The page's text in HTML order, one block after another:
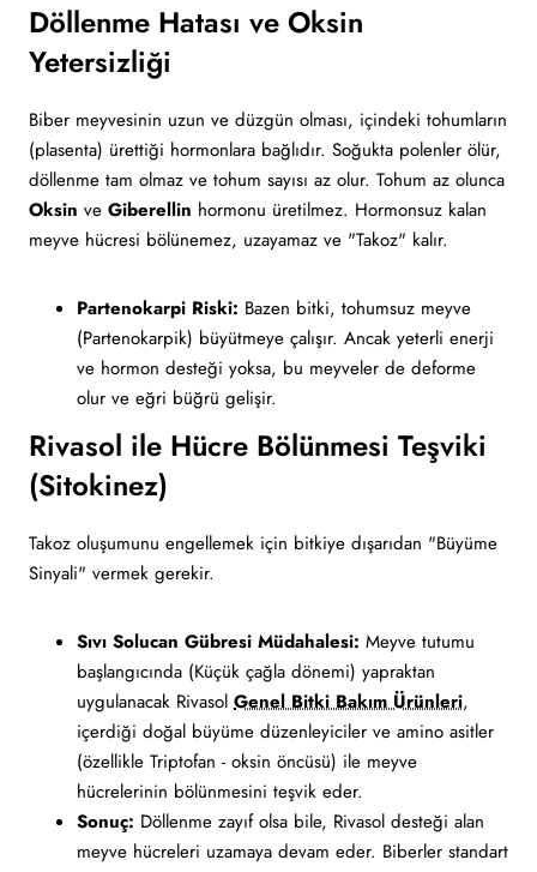
Döllenme Hatası ve Oksin
Yetersizliği
Biber meyvesinin uzun ve düzgün olması, içindeki tohumların
(plasenta) ürettiği hormonlara bağlıdır. Soğukta polenler ölür,
döllenme tam olmaz ve tohum sayısı az olur. Tohum az olunca
Oksin ve Giberellin hormonu üretilmez. Hormonsuz kalan
meyve hücresi bölünemez, uzayamaz ve "Takoz" kalır.
Partenokarpi Riski: Bazen bitki, tohumsuz meyve
(Partenokarpik) büyütmeye çalışır. Ancak yeterli enerji
ve hormon desteği yoksa, bu meyveler de deforme
olur ve eğri büğrü gelişir.
Rivasol ile Hücre Bölünmesi Teşviki
(Sitokinez)
Takoz oluşumunu engellemek için bitkiye dışarıdan "Büyüme
Sinyali" vermek gerekir.
Sıvı Solucan Gübresi Müdahalesi: Meyve tutumu
başlangıcında (Küçük çağla dönemi) yapraktan
uygulanacak Rivasol Genel Bitki Bakım Ürünleri,
içerdiği doğal büyüme düzenleyiciler ve amino asitler
(özellikle Triptofan - oksin öncüsü) ile meyve
hücrelerinin bölünmesini teşvik eder.
Sonuç: Döllenme zayıf olsa bile, Rivasol desteği alan
meyve hücreleri uzamaya devam eder. Biberler standart